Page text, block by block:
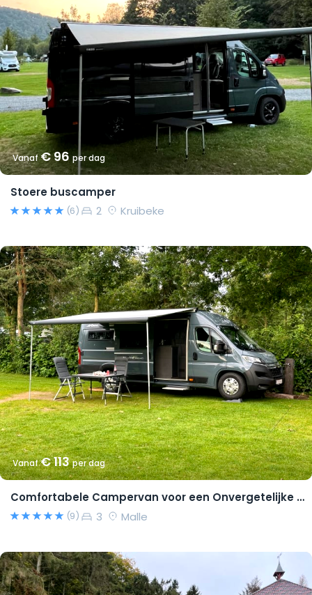
Vanaf€ 96per dag
Stoere buscamper
(6) 2 Kruibeke
Vanaf€ 113per dag
Comfortabele Campervan voor een Onvergetelijke Reis!
(9) 3 Malle